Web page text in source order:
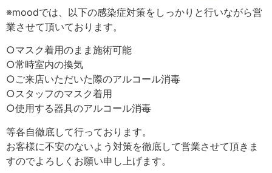
※moodでは、以下の感染症対策をしっかりと行いながら営
業させて頂いております。
○マスク着用のまま施術可能
○常時室内の換気
○ご来店いただいた際のアルコール消毒
○スタッフのマスク着用
○使用する器具のアルコール消毒
等各自徹底して行っております。
お客様に不安のないよう対策を徹底して営業させて頂きま
すのでよろしくお願い申し上げます。